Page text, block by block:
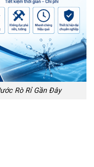
Rò Rỉ Gần Đây